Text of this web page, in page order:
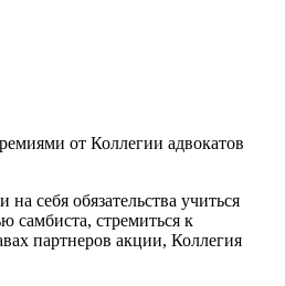
от Коллегии адвокатов
себя обязательства учиться
самбиста, стремиться к
партнеров акции, Коллегия